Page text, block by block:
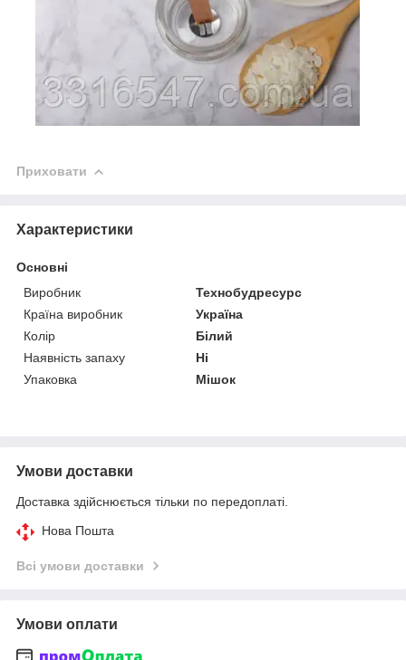
Приховати
Характеристики
Основні
Виробник
Технобудресурс
Країна виробник
Україна
Колір
Білий
Наявність запаху
Ні
Упаковка
Мішок
Умови доставки
Доставка здійснюється тільки по передоплаті.
Нова Пошта
Всі умови доставки
Умови оплати